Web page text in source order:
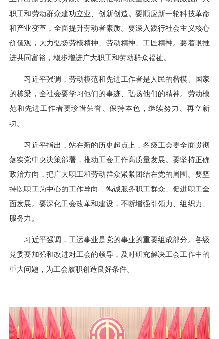
职工和劳动群众建功立业、创新创造。要顺应新一轮科技革命
和产业变革，全面提升劳动者素质。要深入践行社会主义核心
价值观，大力弘扬劳模精神、劳动精神、工匠精神。要着眼推
进共同富裕，稳步增进广大职工和劳动群众福祉。
习近平强调，劳动模范和先进工作者是人民的楷模、国家
的栋梁，全社会要学习他们的事迹、弘扬他们的精神。劳动模
范和先进工作者要珍惜荣誉、保持本色，继续努力、再立新
功。
习近平指出，站在新的历史起点上，各级工会要全面贯彻
落实党中央决策部署，推动工会工作高质量发展。要坚持正确
政治方向，把广大职工和劳动群众紧紧团结在党的周围。要坚
持以职工为中心的工作导向，竭诚服务职工群众、促进职工全
面发展。要深化工会改革和建设，不断增强引领力、组织力、
服务力。
习近平强调，工运事业是党的事业的重要组成部分。各级
党委要加强和改进对工会的领导，及时研究解决工会工作中的
重大问题，为工会履职创造良好条件。